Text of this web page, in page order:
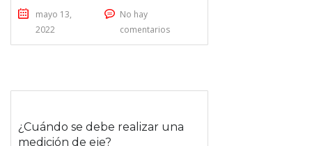
mayo 13,
2022
No hay
comentarios
¿Cuándo se debe realizar una
medición de eje?